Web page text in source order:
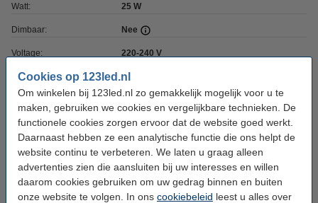
Cookies op 123led.nl
Om winkelen bij 123led.nl zo gemakkelijk mogelijk voor u te
maken, gebruiken we cookies en vergelijkbare technieken. De
functionele cookies zorgen ervoor dat de website goed werkt.
Daarnaast hebben ze een analytische functie die ons helpt de
website continu te verbeteren. We laten u graag alleen
advertenties zien die aansluiten bij uw interesses en willen
daarom cookies gebruiken om uw gedrag binnen en buiten
onze website te volgen. In ons cookiebeleid leest u alles over
Watt: 25 W
Dimbaar: Nee
Voltage: 220-240 V
Ingangsfrequentie: 50-60Hz
Adapter inbegrepen: Ja, Lifud
Afmetingen: 60 cm x 60 cm x 26 mm (lxbxh)
Montage:
Werktemperatuur: -20 tot +45 °C
Beschermingsniveau: IP20